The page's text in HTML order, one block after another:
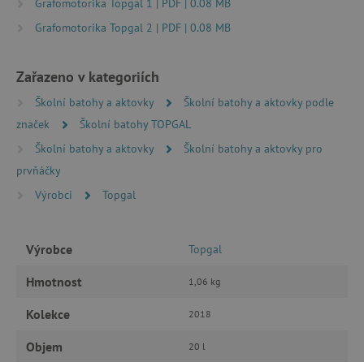
Grafomotorika Topgal 2 | PDF | 0.08 MB
Zařazeno v kategoriích
Školní batohy a aktovky
Školní batohy a aktovky podle
značek
Školní batohy TOPGAL
Školní batohy a aktovky
Školní batohy a aktovky pro
prvňáčky
Výrobci
Topgal
Výrobce Topgal
Hmotnost 1,06 kg
Kolekce 2018
Objem 20 l
Nezbytně nutné soubory cookie umožňují
základní funkce webových stránek, jako je
přihlášení uživatele a správa účtu. Webové
stránky nelze bez nezbytně nutných souborů
Název